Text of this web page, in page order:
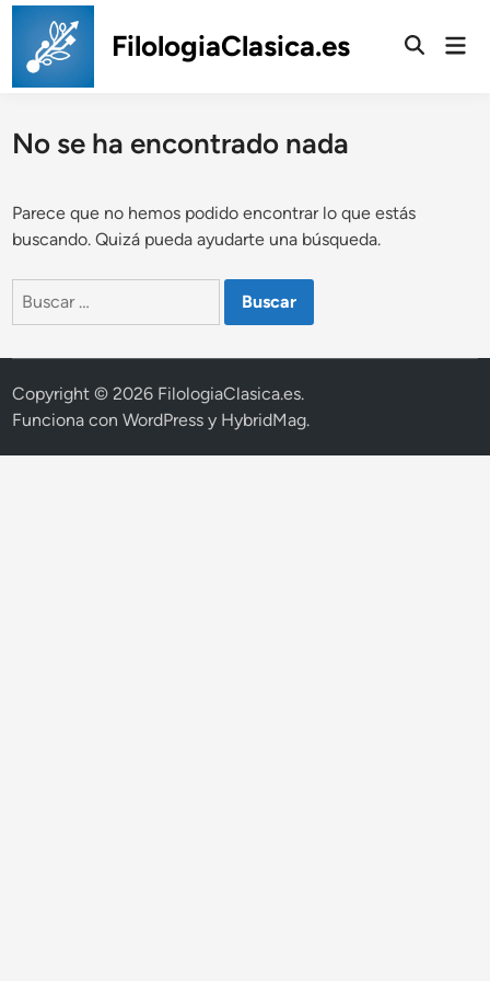
Saltar
contenido
FilologiaClasica.es
No se ha encontrado nada
Parece que no hemos podido encontrar lo que estás
buscando. Quizá pueda ayudarte una búsqueda.
Buscar:
Copyright © 2026 FilologiaClasica.es.
Funciona conWordPress y HybridMag.